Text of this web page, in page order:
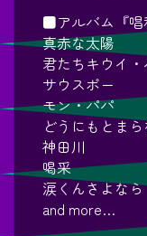
■アルバム『唱
真赤な太陽
君たちキウイ
サウスポー
モン・パパ
どうにもとま
神田川
喝采
涙くんさよなら
and more…